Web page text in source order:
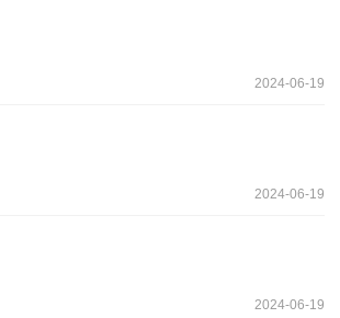
2024-06-19
2024-06-19
2024-06-19